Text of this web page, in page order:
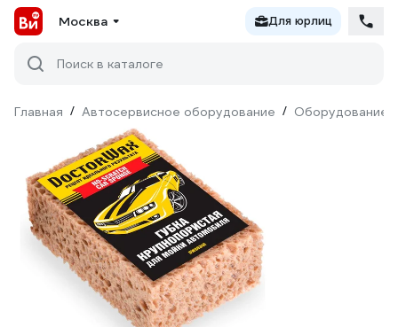
Москва Для юрлиц
Поиск в каталоге
Главная / Автосервисное оборудование / Оборудование